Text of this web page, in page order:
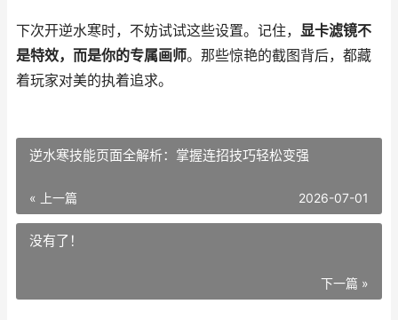
下次开逆水寒时，不妨试试这些设置。记住， 显卡滤镜不
是特效，而是你的专属画师。那些惊艳的截图背后，都藏
着玩家对美的执着追求。
逆水寒技能页面全解析：掌握连招技巧轻松变强
« 上一篇 2026-07-01
没有了！
下一篇 »